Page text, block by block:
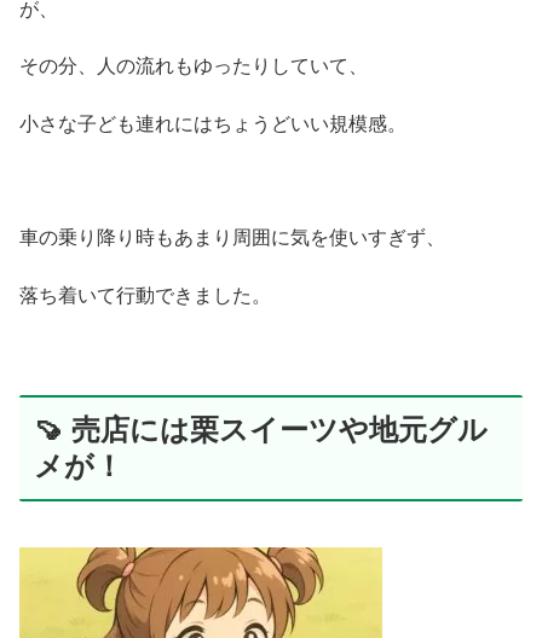
が、
その分、人の流れもゆったりしていて、
小さな子ども連れにはちょうどいい規模感。
車の乗り降り時もあまり周囲に気を使いすぎず、
落ち着いて行動できました。
🍠 売店には栗スイーツや地元グル
メが！